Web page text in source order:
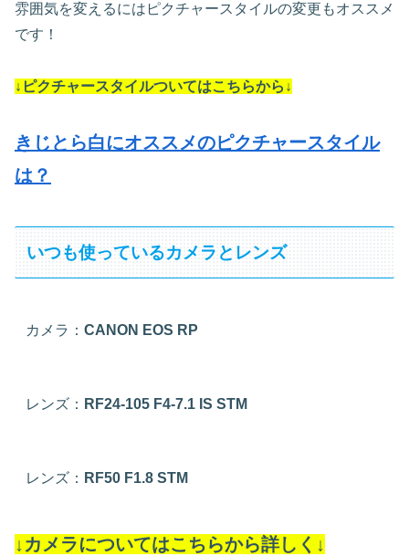
雰囲気を変えるにはピクチャースタイルの変更もオススメ
です！
↓ピクチャースタイルついてはこちらから↓
きじとら白にオススメのピクチャースタイル
は？
いつも使っているカメラとレンズ
カメラ： CANON EOS RP
レンズ： RF24-105 F4-7.1 IS STM
レンズ： RF50 F1.8 STM
↓カメラについてはこちらから詳しく↓